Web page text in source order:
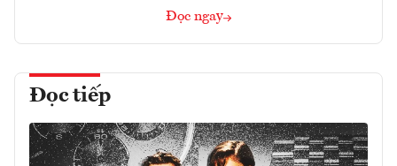
Đọc ngay
Đọc tiếp